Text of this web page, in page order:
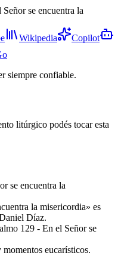
se encuentra la
Wikipedia
Copilot
siempre confiable.
litúrgico podés tocar esta
se encuentra la
la misericordia» es
Díaz.
129 - En el Señor se
eucarísticos.